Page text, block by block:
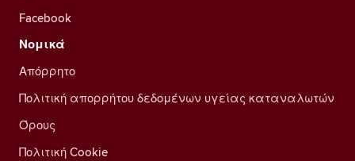
Facebook
Νομικά
Απόρρητο
Πολιτική απορρήτου δεδομένων υγείας καταναλωτών
Όρους
Πολιτική Cookie